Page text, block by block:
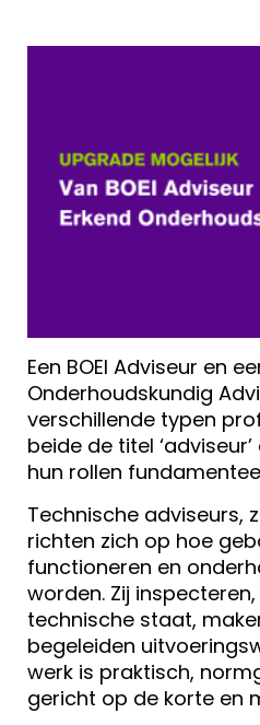
Een BOEI Adviseur en
Onderhoudskundig
verschillende typen
beide de titel
hun rollen
Technische adviseurs,
richten zich op hoe
functioneren en
worden. Zij
technische staat,
begeleiden
werk is praktisch,
gericht op de korte en